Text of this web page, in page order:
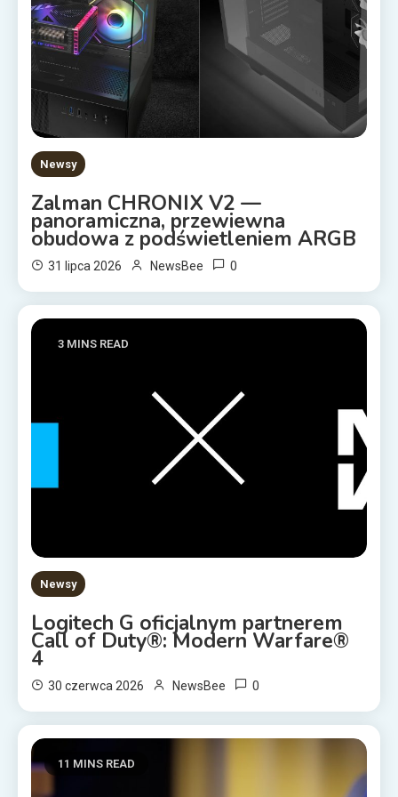
Newsy
Zalman CHRONIX V2 —
panoramiczna, przewiewna
obudowa z podświetleniem ARGB
31 lipca 2026 NewsBee 0
3 MINS READ
Newsy
Logitech G oficjalnym partnerem
Call of Duty®: Modern Warfare®
4
30 czerwca 2026 NewsBee 0
11 MINS READ